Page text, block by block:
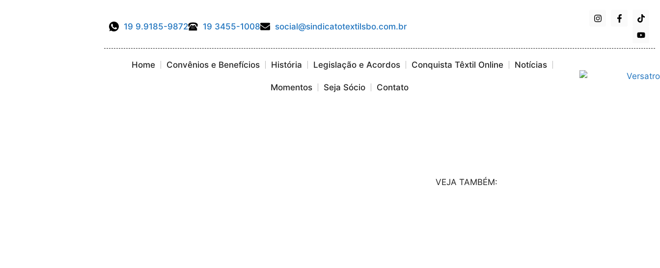
19 9.9185-9872 19 3455-1008 social@sindicatotextilsbo.com.br
Home Convênios e Benefícios História Legislação e Acordos Conquista Têxtil Online Notícias
Momentos Seja Sócio Contato
VEJA TAMBÉM: